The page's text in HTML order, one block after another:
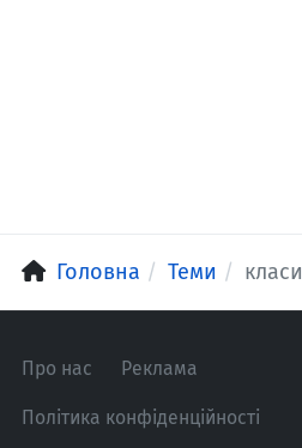
Головна Теми класи
Про нас Реклама
Політика конфіденційності